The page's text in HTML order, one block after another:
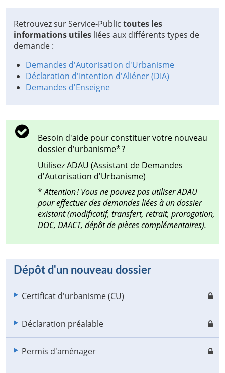
Retrouvez sur Service-Publictoutes les
informations utiles liées aux différents types de
demande :
Demandes d'Autorisation d'Urbanisme
Déclaration d'Intention d'Aliéner (DIA)
Demandes d'Enseigne
Besoin d'aide pour constituer votre nouveau
dossier d'urbanisme* ?
Utilisez ADAU (Assistant de Demandes
d'Autorisation d'Urbanisme)
*Attention ! Vous ne pouvez pas utiliser ADAU
pour effectuer des demandes liées à un dossier
existant (modificatif, transfert, retrait, prorogation,
DOC, DAACT, dépôt de pièces complémentaires).
Dépôt d'un nouveau dossier
Certificat d'urbanisme (CU)
Déclaration préalable
Permis d'aménager